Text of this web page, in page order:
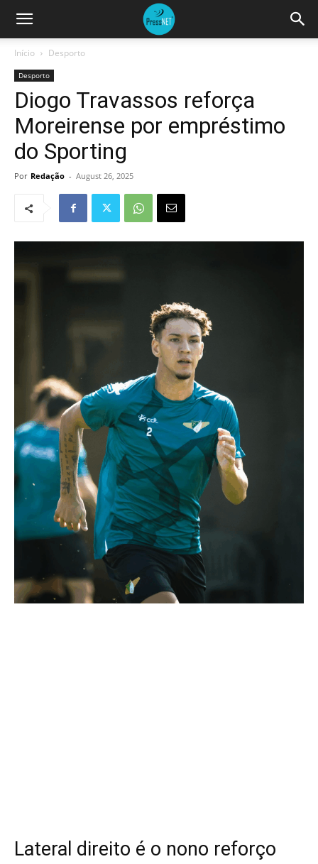
Início Desporto
Desporto
Diogo Travassos reforça
Moreirense por empréstimo
do Sporting
Por Redação - August 26, 2025
Lateral direito é o nono reforço